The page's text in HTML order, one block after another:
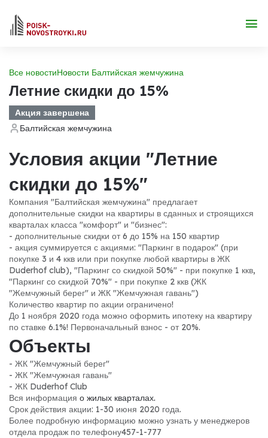
Все новостиНовости Балтийская жемчужина
Летние скидки до 15%
Акция завершена
Балтийская жемчужина
Условия акции "Летние
скидки до 15%"
Компания "Балтийская жемчужина" предлагает
дополнительные скидки на квартиры в сданных и строящихся
кварталах класса "комфорт" и "бизнес":
- дополнительные скидки от 6 до 15% на 150 квартир
- акция суммируется с акциями: "Паркинг в подарок" (при
покупке 3 и 4 ккв или при покупке любой квартиры в ЖК
Duderhof club), "Паркинг со скидкой 50%" - при покупке 1 ккв,
"Паркинг со скидкой 70%" - при покупке 2 ккв (ЖК
"Жемчужный берег" и ЖК "Жемчужная гавань")
Количество квартир по акции ограничено!
До 1 ноября 2020 года можно оформить ипотеку на квартиру
по ставке 6.1%! Первоначальный взнос - от 20%.
Объекты
- ЖК "Жемчужный берег"
- ЖК "Жемчужная гавань"
- ЖК Duderhof Club
Вся информация о жилых кварталах.
Срок действия акции: 1-30 июня 2020 года.
Более подробную информацию можно узнать у менеджеров
отдела продаж по телефону457-1-777